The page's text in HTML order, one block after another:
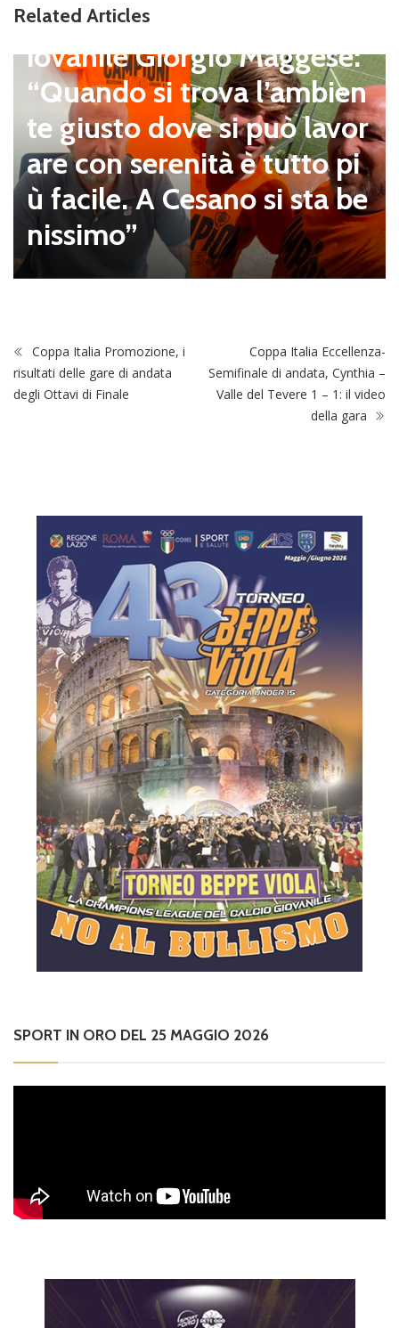
Related Articles
Cesano, il DS del settore g
iovanile Giorgio Maggese:
“Quando si trova l’ambien
te giusto dove si può lavor
are con serenità è tutto pi
ù facile. A Cesano si sta be
nissimo”
Coppa Italia Promozione, i
risultati delle gare di andata
degli Ottavi di Finale
Coppa Italia Eccellenza-
Semifinale di andata, Cynthia –
Valle del Tevere 1 – 1: il video
della gara
SPORT IN ORO DEL 25 MAGGIO 2026